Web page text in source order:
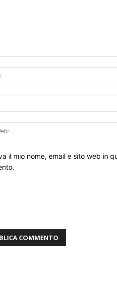
il mio nome, email e sito web in